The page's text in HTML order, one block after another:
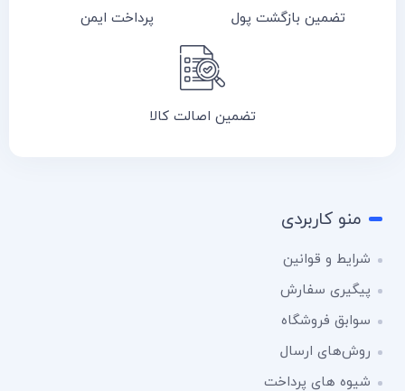
تضمین بازگشت پول پرداخت ایمن
تضمین اصالت کالا
منو کاربردی
شرایط و قوانین
پیگیری سفارش
سوابق فروشگاه
روش‌های ارسال
شیوه های پرداخت